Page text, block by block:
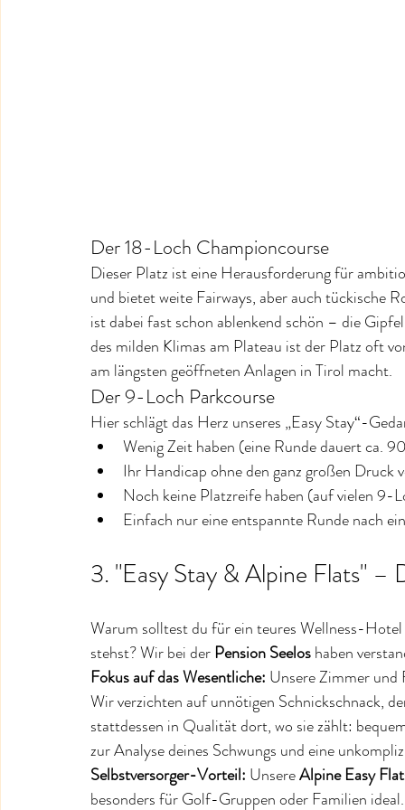
Der 18-Loch Championcourse
Dieser Platz ist eine Herausforderung für
und bietet weite Fairways, aber auch tückische
ist dabei fast schon ablenkend schön – die
des milden Klimas am Plateau ist der Platz oft
am längsten geöffneten Anlagen in Tirol macht.
Der 9-Loch Parkcourse
Hier schlägt das Herz unseres „Easy Stay“-
Wenig Zeit haben (eine Runde dauert ca.
Ihr Handicap ohne den ganz großen Druck
Noch keine Platzreife haben (auf vielen
Einfach nur eine entspannte Runde nach
3. "Easy Stay & Alpine Flats"
Warum solltest du für ein teures Wellness-
stehst? Wir bei der Pension Seelos haben
Fokus auf das Wesentliche: Unsere Zimmer
Wir verzichten auf unnötigen Schnickschnack,
stattdessen in Qualität dort, wo sie zählt:
zur Analyse deines Schwungs und eine
Selbstversorger-Vorteil: Unsere Alpine Easy
besonders für Golf-Gruppen oder Familien